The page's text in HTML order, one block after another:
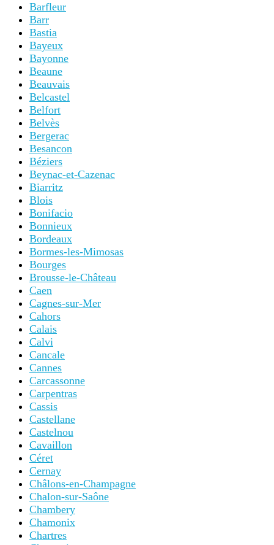
Barfleur
Barr
Bastia
Bayeux
Bayonne
Beaune
Beauvais
Belcastel
Belfort
Belvès
Bergerac
Besancon
Béziers
Beynac-et-Cazenac
Biarritz
Blois
Bonifacio
Bonnieux
Bordeaux
Bormes-les-Mimosas
Bourges
Brousse-le-Château
Caen
Cagnes-sur-Mer
Cahors
Calais
Calvi
Cancale
Cannes
Carcassonne
Carpentras
Cassis
Castellane
Castelnou
Cavaillon
Céret
Cernay
Châlons-en-Champagne
Chalon-sur-Saône
Chambery
Chamonix
Chartres